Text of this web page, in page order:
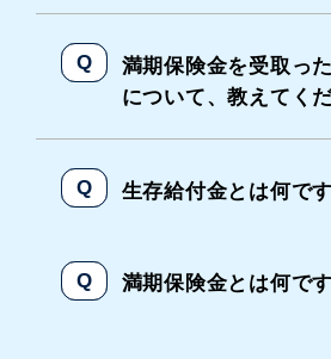
満期保険金を受取っ
について、教えてくだ
生存給付金とは何で
満期保険金とは何で